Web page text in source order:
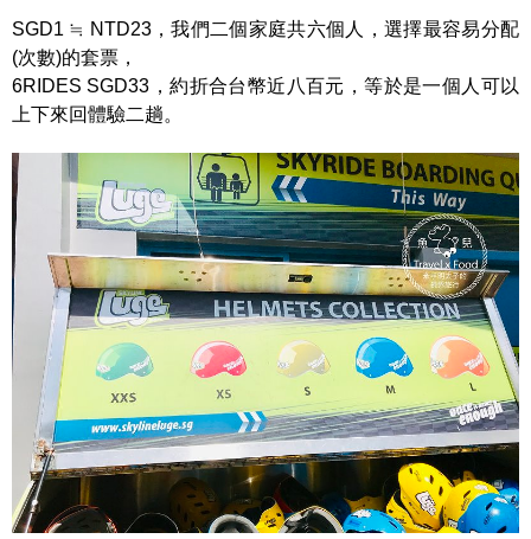
SGD1 ≒ NTD23，我們二個家庭共六個人，選擇最容易分配
(次數)的套票，
6RIDES SGD33，約折合台幣近八百元，等於是一個人可以
上下來回體驗二趟。